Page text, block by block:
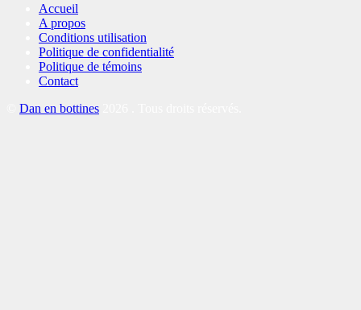
Accueil
A propos
Conditions utilisation
Politique de confidentialité
Politique de témoins
Contact
Dan en bottines